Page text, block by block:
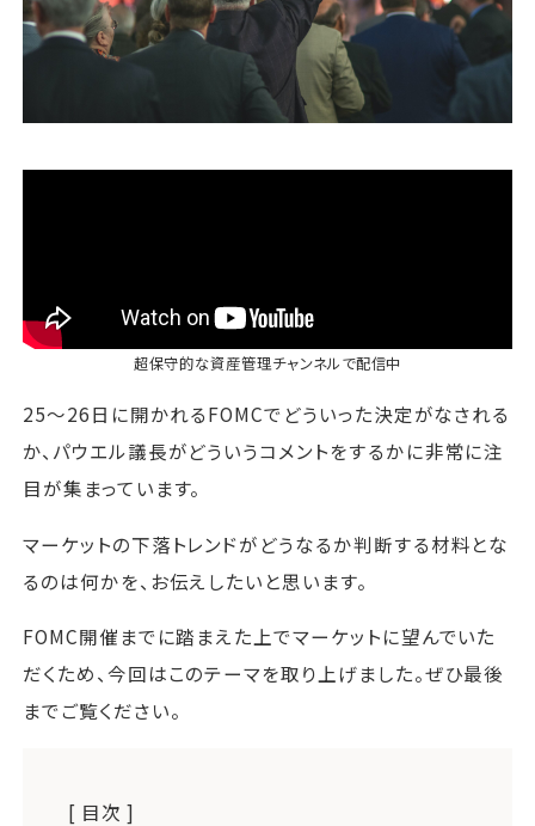
関連書籍
メールマガジン登録
超保守的な資産管理チャンネルで配信中
25～26日に開かれるFOMCでどういった決定がなされる
か、パウエル議長がどういうコメントをするかに非常に注
目が集まっています。
マーケットの下落トレンドがどうなるか判断する材料とな
るのは何かを、お伝えしたいと思います。
FOMC開催までに踏まえた上でマーケットに望んでいた
だくため、今回はこのテーマを取り上げました。ぜひ最後
までご覧ください。
[ 目次 ]